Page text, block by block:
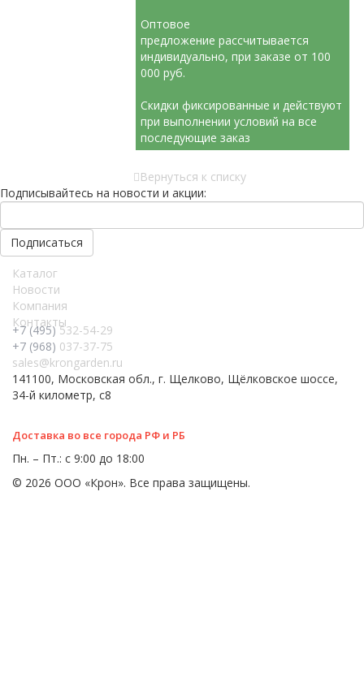
Оптовое
предложение рассчитывается
индивидуально, при заказе от 100
000 руб.
Скидки фиксированные и действуют
при выполнении условий на все
последующие заказ
Вернуться к списку
Подписывайтесь на новости и акции:
Каталог
Новости
Компания
Контакты
+7 (495) 532-54-29
+7 (968) 037-37-75
sales@krongarden.ru
141100, Московская обл., г. Щелково, Щёлковское шоссе,
34-й километр, с8
Доставка во все города РФ и РБ
Пн. – Пт.: с 9:00 до 18:00
© 2026 ООО «Крон». Все права защищены.